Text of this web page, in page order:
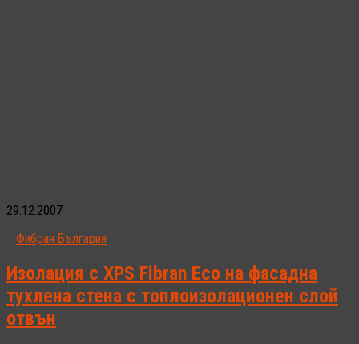
29.12.2007
Фибран България
Изолация с XPS Fibran Eco на фасадна
тухлена стена с топлоизолационен слой
отвън